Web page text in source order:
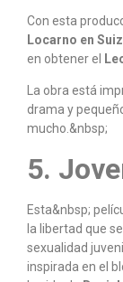
Con esta
Locarno en
en obtener el
La obra está
drama y
mucho.&nbsp;
5.
Esta&nbsp;
la libertad que
sexualidad
inspirada en el